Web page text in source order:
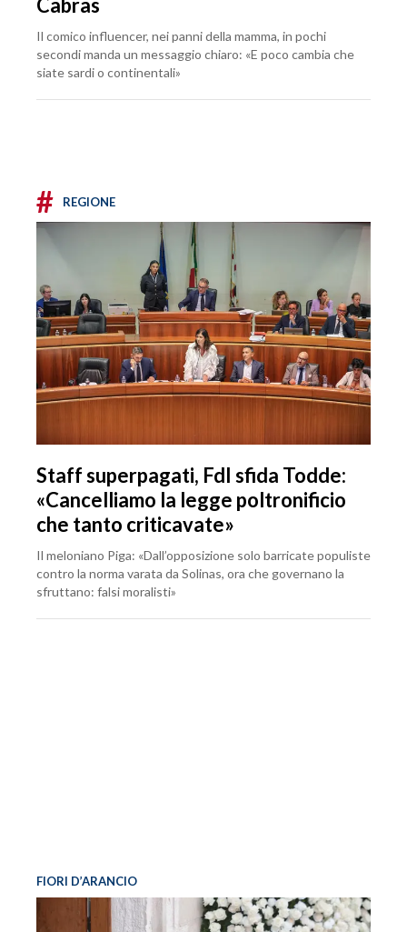
Cabras
Il comico influencer, nei panni della mamma, in pochi
secondi manda un messaggio chiaro: «E poco cambia che
siate sardi o continentali»
# REGIONE
Staff superpagati, FdI sfida Todde:
«Cancelliamo la legge poltronificio
che tanto criticavate»
Il meloniano Piga: «Dall’opposizione solo barricate populiste
contro la norma varata da Solinas, ora che governano la
sfruttano: falsi moralisti»
FIORI D’ARANCIO